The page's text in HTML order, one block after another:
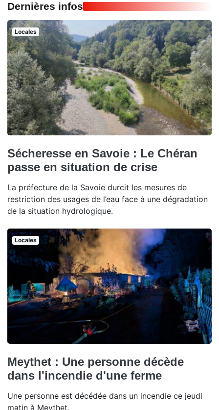
Dernières infos
Locales
Sécheresse en Savoie : Le Chéran
passe en situation de crise
La préfecture de la Savoie durcit les mesures de
restriction des usages de l’eau face à une dégradation
de la situation hydrologique.
Locales
Meythet : Une personne décède
dans l'incendie d'une ferme
Une personne est décédée dans un incendie ce jeudi
matin à Meythet.